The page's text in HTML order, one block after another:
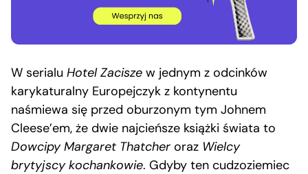
W serialu Hotel Zacisze w jednym z odcinków
karykaturalny Europejczyk z kontynentu
naśmiewa się przed oburzonym tym Johnem
Cleese’em, że dwie najcieńsze książki świata to
Dowcipy Margaret Thatcher oraz Wielcy
brytyjscy kochankowie. Gdyby ten cudzoziemiec